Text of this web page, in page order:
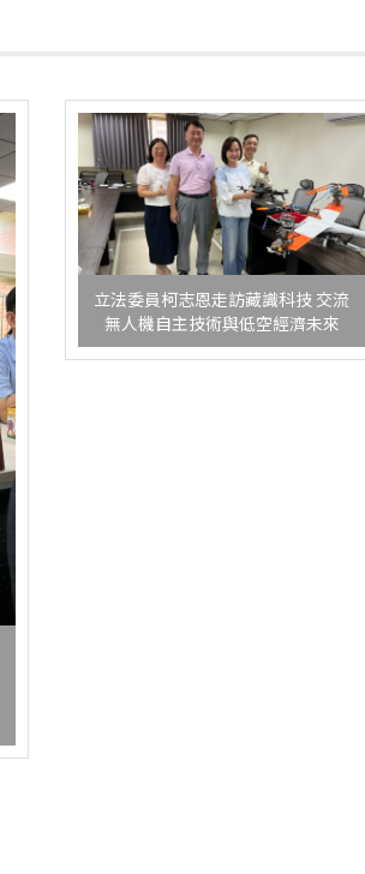
立法委員柯志恩走訪藏識科技 交流
無人機自主技術與低空經濟未來